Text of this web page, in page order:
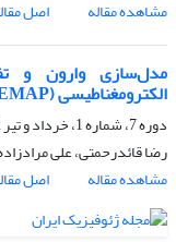
مشاهده مقاله
اصل
مدل‌سازی وارون و
الکترومغناطیسی (EMAP)
دوره 7، شماره 1، خرداد و تیر 1392، صفحه
رضا قائدرحمتی، علی
مشاهده مقاله
اصل